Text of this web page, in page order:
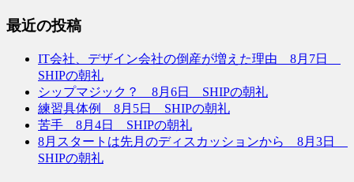
最近の投稿
IT会社、デザイン会社の倒産が増えた理由 8月7日
SHIPの朝礼
シップマジック？ 8月6日 SHIPの朝礼
練習具体例 8月5日 SHIPの朝礼
苦手 8月4日 SHIPの朝礼
8月スタートは先月のディスカッションから 8月3日
SHIPの朝礼